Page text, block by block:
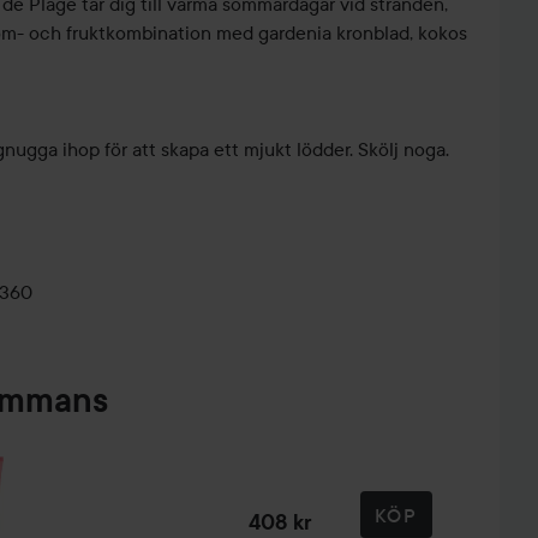
och fruktkombination med gardenia kronblad, kokos
ihop för att skapa ett mjukt lödder. Skölj noga.
408 kr KÖP